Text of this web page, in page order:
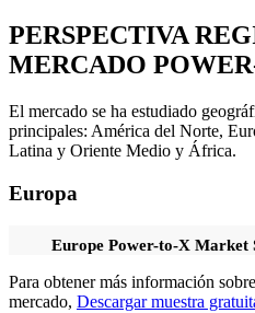
PERSPECTIVA
MERCADO
El mercado se ha estudiado
principales: América del Norte,
Latina y Oriente Medio y África.
Europa
Europe Power-to-X Market
Para obtener más información
mercado, Descargar muestra